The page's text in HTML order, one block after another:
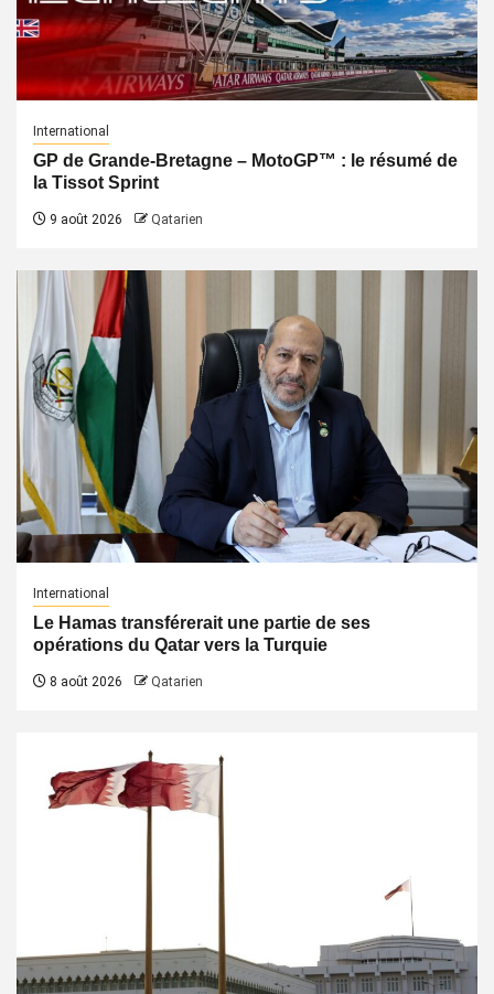
International
GP de Grande-Bretagne – MotoGP™ : le résumé de
la Tissot Sprint
9 août 2026 Qatarien
International
Le Hamas transférerait une partie de ses
opérations du Qatar vers la Turquie
8 août 2026 Qatarien